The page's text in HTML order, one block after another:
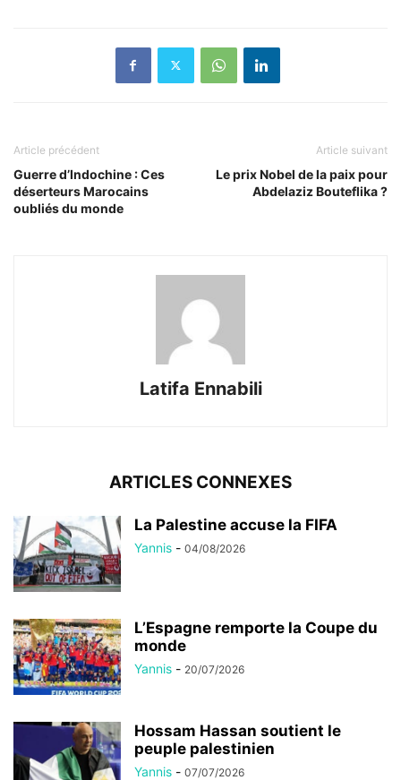
Article précédent
Guerre d’Indochine : Ces
déserteurs Marocains
oubliés du monde
Article suivant
Le prix Nobel de la paix pour
Abdelaziz Bouteflika ?
Latifa Ennabili
ARTICLES CONNEXES
La Palestine accuse la FIFA
Yannis - 04/08/2026
L’Espagne remporte la Coupe du
monde
Yannis - 20/07/2026
Hossam Hassan soutient le
peuple palestinien
Yannis - 07/07/2026